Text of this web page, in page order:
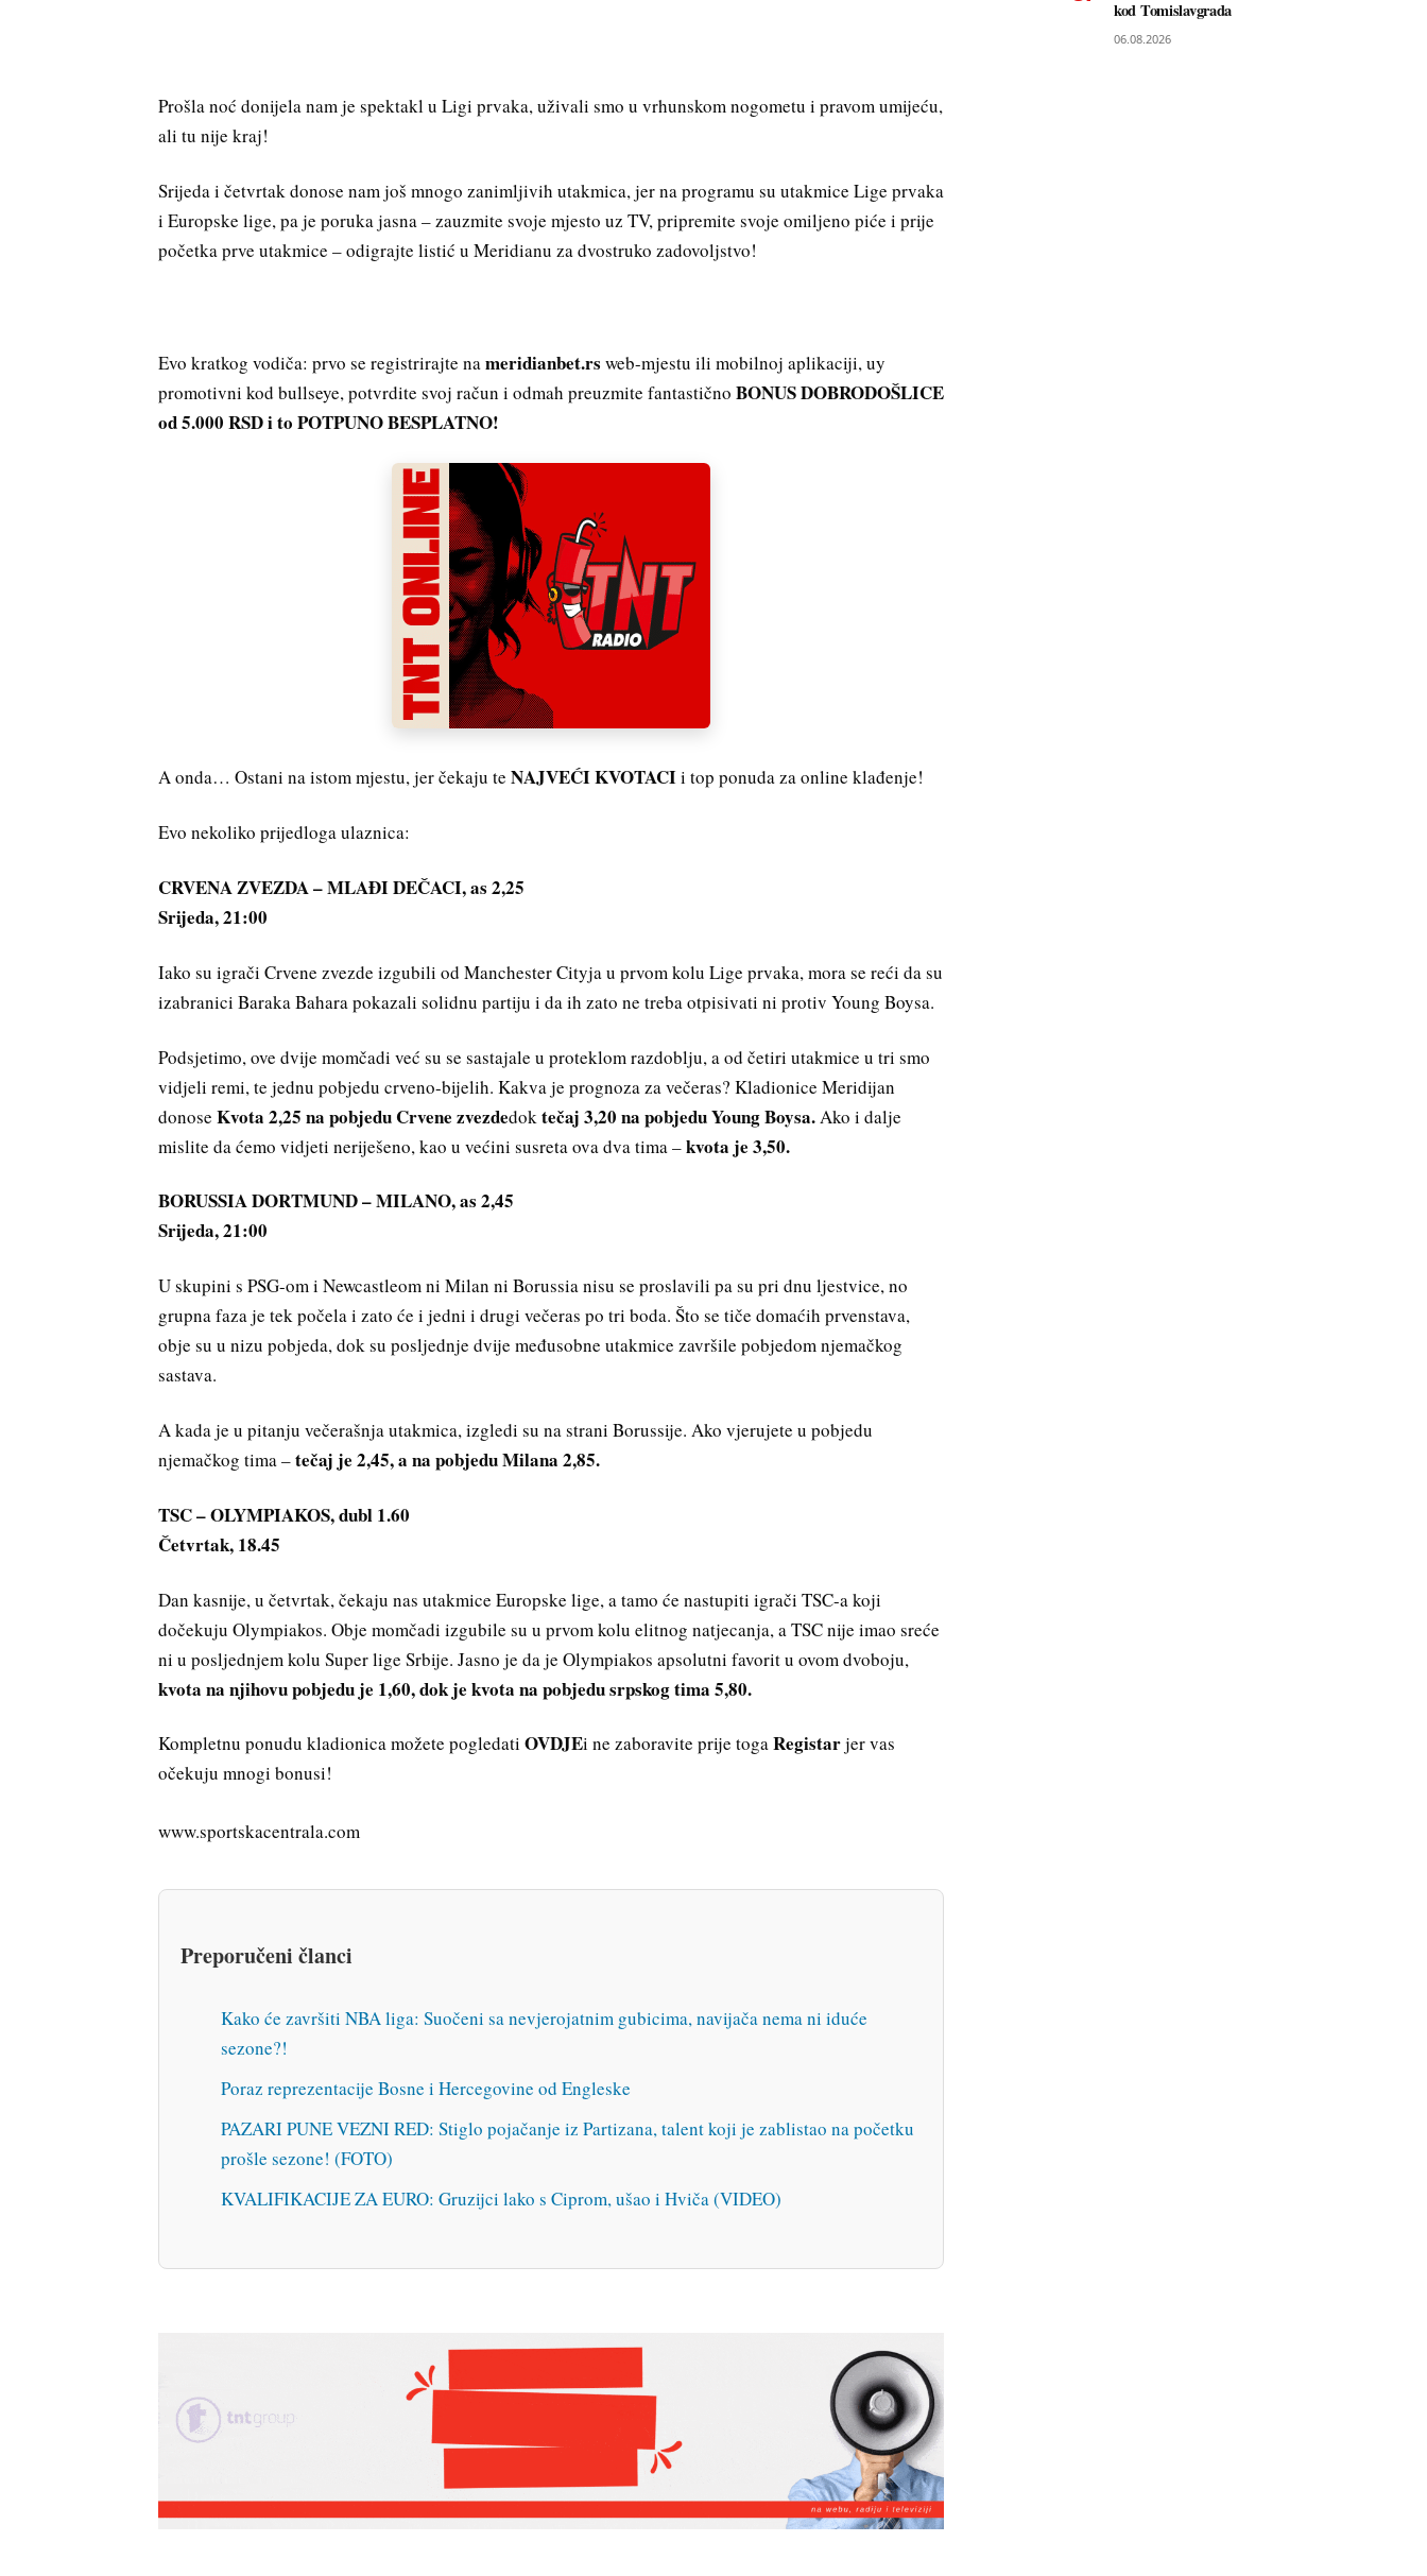
Prošla noć donijela nam je spektakl u Ligi prvaka, uživali smo u vrhunskom nogometu i pravom umijeću,
ali tu nije kraj!
Srijeda i četvrtak donose nam još mnogo zanimljivih utakmica, jer na programu su utakmice Lige prvaka
i Europske lige, pa je poruka jasna – zauzmite svoje mjesto uz TV, pripremite svoje omiljeno piće i prije
početka prve utakmice – odigrajte listić u Meridianu za dvostruko zadovoljstvo!
Evo kratkog vodiča: prvo se registrirajte nameridianbet.rs web-mjestu ili mobilnoj aplikaciji, uy
promotivni kod bullseye, potvrdite svoj račun i odmah preuzmite fantastičnoBONUS DOBRODOŠLICE
od 5.000 RSD i to POTPUNO BESPLATNO!
A onda… Ostani na istom mjestu, jer čekaju teNAJVEĆI KVOTACIi top ponuda za online klađenje!
Evo nekoliko prijedloga ulaznica:
CRVENA ZVEZDA – MLAĐI DEČACI, as 2,25
Srijeda, 21:00
Iako su igrači Crvene zvezde izgubili od Manchester Cityja u prvom kolu Lige prvaka, mora se reći da su
izabranici Baraka Bahara pokazali solidnu partiju i da ih zato ne treba otpisivati ​​ni protiv Young Boysa.
Podsjetimo, ove dvije momčadi već su se sastajale u proteklom razdoblju, a od četiri utakmice u tri smo
vidjeli remi, te jednu pobjedu crveno-bijelih. Kakva je prognoza za večeras? Kladionice Meridijan
donoseKvota 2,25 na pobjedu Crvene zvezdedoktečaj 3,20 na pobjedu Young Boysa.Ako i dalje
mislite da ćemo vidjeti neriješeno, kao u većini susreta ova dva tima –kvota je 3,50.
BORUSSIA DORTMUND – MILANO, as 2,45
Srijeda, 21:00
U skupini s PSG-om i Newcastleom ni Milan ni Borussia nisu se proslavili pa su pri dnu ljestvice, no
grupna faza je tek počela i zato će i jedni i drugi večeras po tri boda. Što se tiče domaćih prvenstava,
obje su u nizu pobjeda, dok su posljednje dvije međusobne utakmice završile pobjedom njemačkog
sastava.
A kada je u pitanju večerašnja utakmica, izgledi su na strani Borussije. Ako vjerujete u pobjedu
njemačkog tima –tečaj je 2,45, a na pobjedu Milana 2,85.
TSC – OLYMPIAKOS, dubl 1.60
Četvrtak, 18.45
Dan kasnije, u četvrtak, čekaju nas utakmice Europske lige, a tamo će nastupiti igrači TSC-a koji
dočekuju Olympiakos. Obje momčadi izgubile su u prvom kolu elitnog natjecanja, a TSC nije imao sreće
ni u posljednjem kolu Super lige Srbije. Jasno je da je Olympiakos apsolutni favorit u ovom dvoboju,
kvota na njihovu pobjedu je 1,60, dok je kvota na pobjedu srpskog tima 5,80.
Kompletnu ponudu kladionica možete pogledatiOVDJEi ne zaboravite prije togaRegistarjer vas
očekuju mnogi bonusi!
www.sportskacentrala.com
Preporučeni članci
Kako će završiti NBA liga: Suočeni sa nevjerojatnim gubicima, navijača nema ni iduće
sezone?!
Poraz reprezentacije Bosne i Hercegovine od Engleske
PAZARI PUNE VEZNI RED: Stiglo pojačanje iz Partizana, talent koji je zablistao na početku
prošle sezone! (FOTO)
KVALIFIKACIJE ZA EURO: Gruzijci lako s Ciprom, ušao i Hviča (VIDEO)
kod Tomislavgrada
06.08.2026